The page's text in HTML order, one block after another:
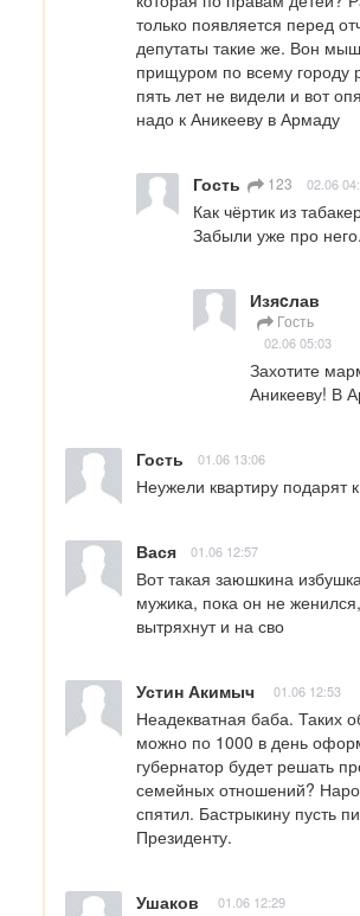
только появляется перед
депутаты такие же. Вон
прищуром по всему городу
пять лет не видели и вот
надо к Аникееву в Армаду
Гость 123 02.06
Как чёртик из
Забыли уже про него.
Изяcлав
Гость
02.06 05:03
Захотите
Аникееву! В
Гость 01.06 13:06
Неужели квартиру подарят
Вася 01.06 12:57
Вот такая заюшкина
мужика, пока он не
вытряхнут и на сво
Устин Акимыч 01.06 12:53
Неадекватная баба. Таких
можно по 1000 в день
губернатор будет решать
семейных отношений?
спятил. Бастрыкину пусть
Президенту.
Ушаков 01.06 12:29